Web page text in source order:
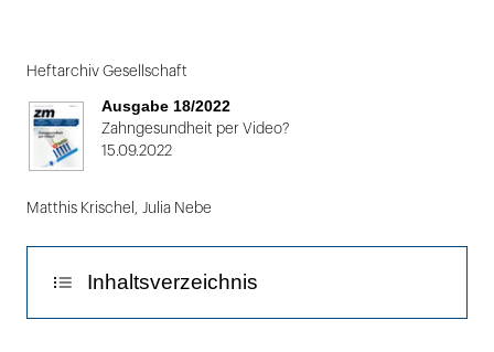
1
von
2
Heftarchiv Gesellschaft
Ausgabe 18/2022
Zahngesundheit per Video?
15.09.2022
Matthis Krischel Julia Nebe
Inhaltsverzeichnis